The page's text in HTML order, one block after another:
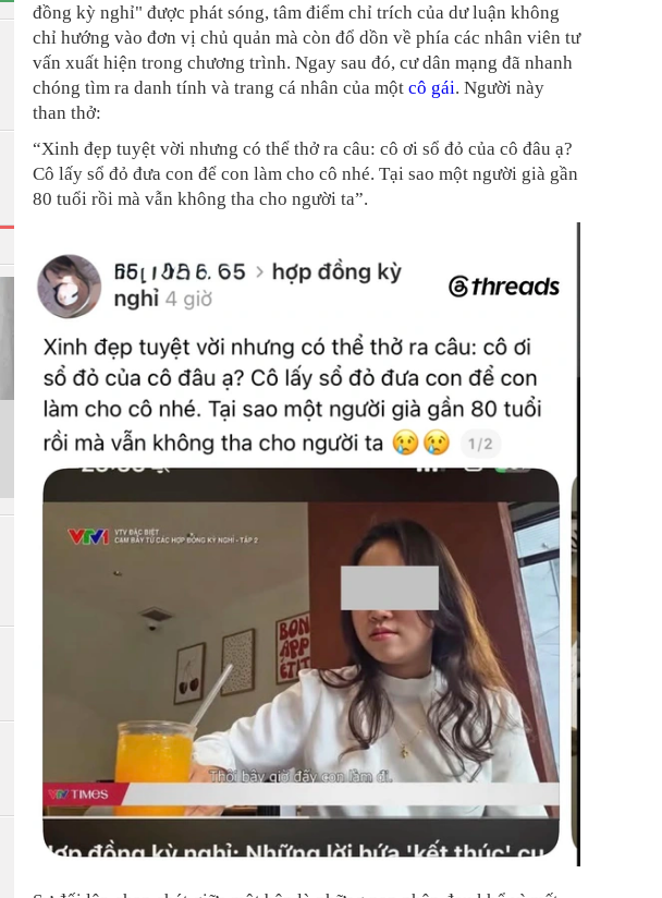
đồng kỳ nghỉ" được phát sóng, tâm điểm chỉ trích của dư luận không
chỉ hướng vào đơn vị chủ quản mà còn đổ dồn về phía các nhân viên tư
vấn xuất hiện trong chương trình. Ngay sau đó, cư dân mạng đã nhanh
chóng tìm ra danh tính và trang cá nhân của một cô gái. Người này
than thở:
“Xinh đẹp tuyệt vời nhưng có thể thở ra câu: cô ơi sổ đỏ của cô đâu ạ?
Cô lấy sổ đỏ đưa con để con làm cho cô nhé. Tại sao một người già gần
80 tuổi rồi mà vẫn không tha cho người ta”.